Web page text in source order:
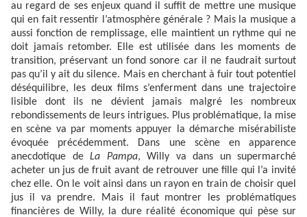
au regard de ses enjeux quand il suffit de mettre une musique
qui en fait ressentir l’atmosphère générale ? Mais la musique a
aussi fonction de remplissage, elle maintient un rythme qui ne
doit jamais retomber. Elle est utilisée dans les moments de
transition, préservant un fond sonore car il ne faudrait surtout
pas qu’il y ait du silence. Mais en cherchant à fuir tout potentiel
déséquilibre, les deux films s’enferment dans une trajectoire
lisible dont ils ne dévient jamais malgré les nombreux
rebondissements de leurs intrigues. Plus problématique, la mise
en scène va par moments appuyer la démarche misérabiliste
évoquée précédemment. Dans une scène en apparence
anecdotique de La Pampa, Willy va dans un supermarché
acheter un jus de fruit avant de retrouver une fille qui l’a invité
chez elle. On le voit ainsi dans un rayon en train de choisir quel
jus il va prendre. Mais il faut montrer les problématiques
financières de Willy, la dure réalité économique qui pèse sur